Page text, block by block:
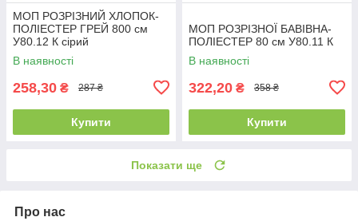
МОП РОЗРІЗНИЙ ХЛОПОК-
ПОЛІЕСТЕР ГРЕЙ 800 см
У80.12 К сірий
В наявності
258,30 ₴ 287 ₴
Купити
МОП РОЗРІЗНОЇ БАВІВНА-
ПОЛІЕСТЕР 80 см У80.11 К
В наявності
322,20 ₴ 358 ₴
Купити
Показати ще
Про нас